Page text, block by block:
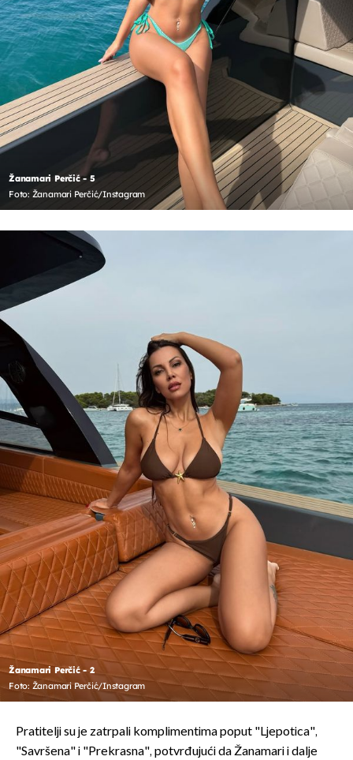
Žanamari Perčić - 5
Foto: Žanamari Perčić/Instagram
Žanamari Perčić - 2
Foto: Žanamari Perčić/Instagram
Pratitelji su je zatrpali komplimentima poput "Ljepotica",
"Savršena" i "Prekrasna", potvrđujući da Žanamari i dalje